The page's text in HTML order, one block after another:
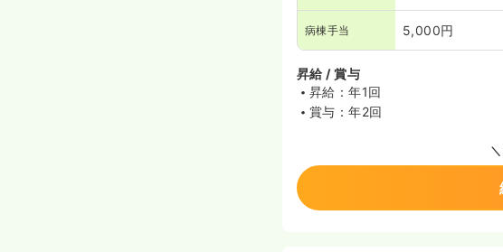
病棟手当 5,000円
昇給 / 賞与
昇給：年1回
賞与：年2回